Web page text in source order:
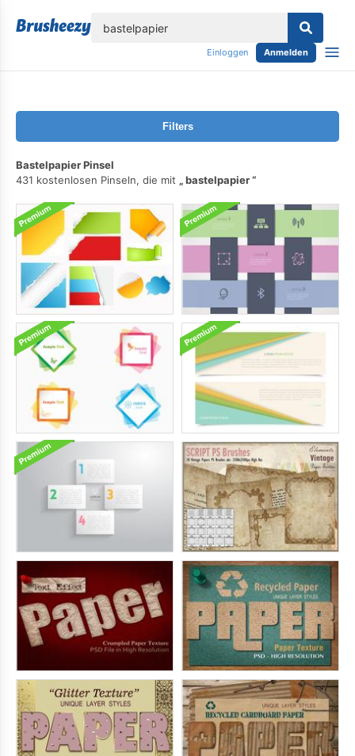
Einloggen Anmelden
Filters
Bastelpapier Pinsel
431 kostenlosen Pinseln, die mit
bastelpapier